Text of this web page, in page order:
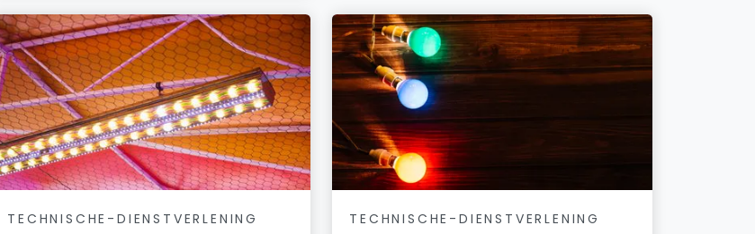
TECHNISCHE-DIENSTVERLENING TECHNISCHE-DIENSTVERLENING